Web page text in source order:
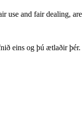
use and fair dealing,
eins og þú ætlaðir þér.